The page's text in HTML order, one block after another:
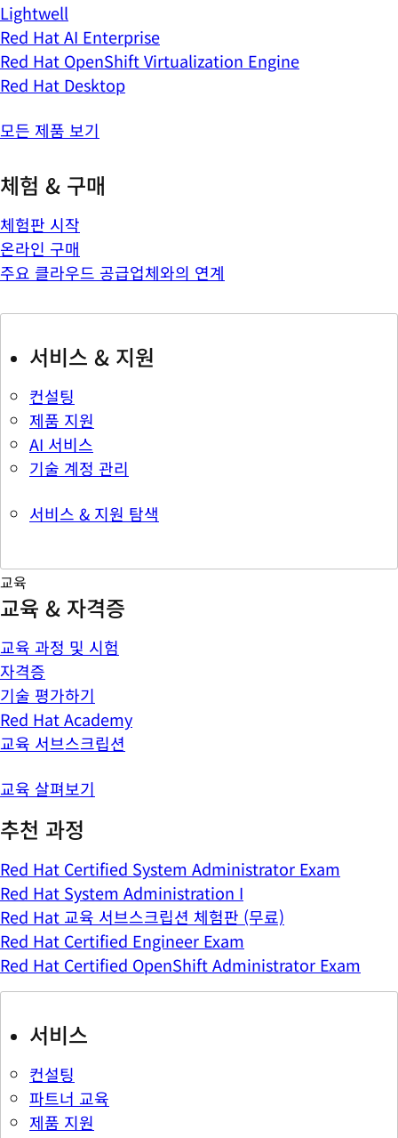
Lightwell
Red Hat AI Enterprise
Red Hat OpenShift Virtualization Engine
Red Hat Desktop
모든 제품 보기
체험 & 구매
체험판 시작
온라인 구매
주요 클라우드 공급업체와의 연계
서비스 & 지원
컨설팅
제품 지원
AI 서비스
기술 계정 관리
서비스 & 지원 탐색
교육
교육 & 자격증
교육 과정 및 시험
자격증
기술 평가하기
Red Hat Academy
교육 서브스크립션
교육 살펴보기
추천 과정
Red Hat Certified System Administrator Exam
Red Hat System Administration I
Red Hat 교육 서브스크립션 체험판 (무료)
Red Hat Certified Engineer Exam
Red Hat Certified OpenShift Administrator Exam
서비스
컨설팅
파트너 교육
제품 지원